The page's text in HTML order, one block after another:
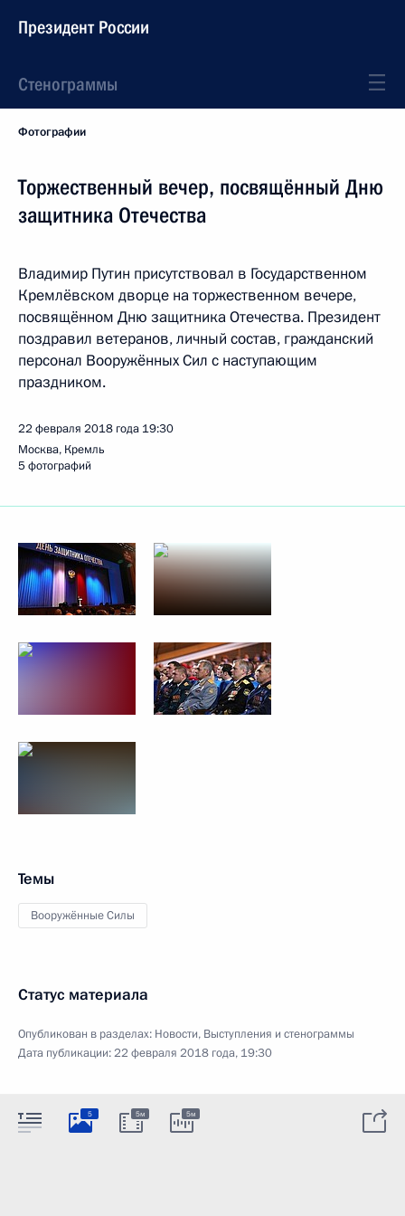
Президент России
Стенограммы
Фотографии
Торжественный вечер, посвящённый Дню
защитника Отечества
Владимир Путин присутствовал в Государственном
Кремлёвском дворце на торжественном вечере,
посвящённом Дню защитника Отечества. Президент
поздравил ветеранов, личный состав, гражданский
персонал Вооружённых Сил с наступающим
праздником.
22 февраля 2018 года 19:30
Москва, Кремль
5 фотографий
Темы
Вооружённые Силы
Статус материала
Опубликован в разделах: Новости, Выступления и стенограммы
Дата публикации:22 февраля 2018 года, 19:30
5 5м 5м